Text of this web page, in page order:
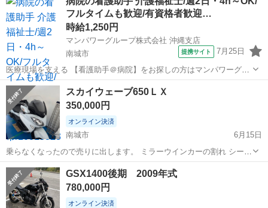
ャブ、イモビアラーム、駆動系、ポート加工 見えにくい箇所の交換パ
ーツはこれぐらいです。他...フルタイムも歓迎/有資格者歓迎…
時給1,250円
マンパワーグループ株式会社 沖縄支店
南城市
提携サイト 7月25日
医療現場を支える 【看護助手＠病院】をお探しの方はマンパワーグル
ープへ★ 🤝高時給で稼げる！ 🤝ライフスタイルに合わせて働ける！
沖縄 南城市 医療
スカイウェーブ650ＬＸ
350,000円
オンライン決済
南城市
6月15日
乗らなくなったので売りに出します。 ミラーウインカーの割れ シート
裏側のプラスチックの割れなどあります
沖縄 南城市 スカイウェーブ
GSX1400後期 2009年式
780,000円
オンライン決済